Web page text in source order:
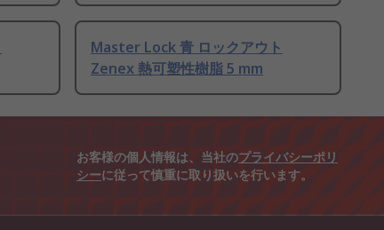
Master Lock 青 ロックアウト
Zenex 熱可塑性樹脂 5 mm
お客様の個人情報は、当社のプライバシーポリ
シーに従って慎重に取り扱いを行います。